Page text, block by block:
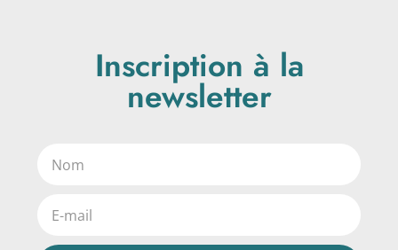
Inscription à la
newsletter